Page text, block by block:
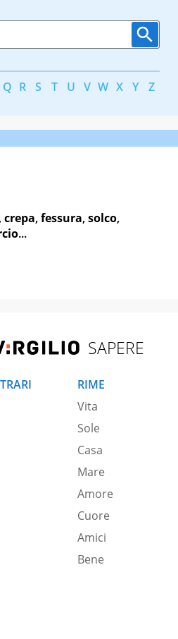
Q R S T U V W X Y Z
,crepa,fessura,solco,
...
SAPERE
RIME
Vita
Sole
Casa
Mare
Amore
Cuore
Amici
Bene